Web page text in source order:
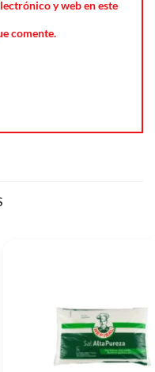
y web en este
comente.